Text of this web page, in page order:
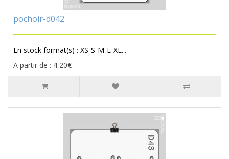
pochoir-d042
En stock format(s) : XS-S-M-L-XL...
A partir de : 4,20€